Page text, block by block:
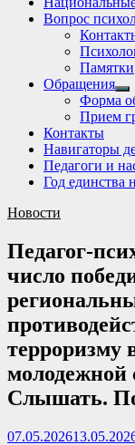
Вопрос
Памятки
Обращения
Форма
Прием
Контакты
Навигаторы
Педагоги и
Год единства
Новости
Педагог-
число
терроризму
молодежной
Слышать.
07.05.2026